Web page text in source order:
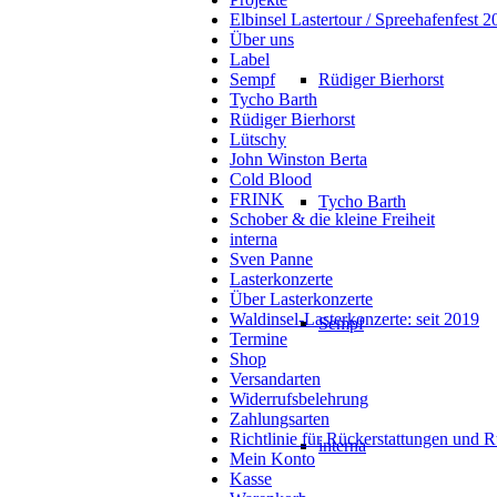
Rüdiger Bierhorst
Tycho Barth
Sempf
interna
Elbinsel Lastertour / Spreehafenfest
Über uns
Label
Sempf
Tycho Barth
Rüdiger Bierhorst
Lütschy
John Winston Berta
Cold Blood
FRINK
Schober & die kleine Freiheit
interna
Sven Panne
Lasterkonzerte
Über Lasterkonzerte
Waldinsel-Lasterkonzerte: seit 2019
Termine
Shop
Versandarten
Widerrufsbelehrung
Zahlungsarten
Richtlinie für Rückerstattungen und
Mein Konto
Kasse